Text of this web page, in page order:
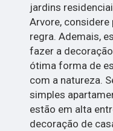
jardins
Arvore,
regra. Ademais,
fazer a
ótima forma de
com a natureza.
simples
estão em alta
decoração de